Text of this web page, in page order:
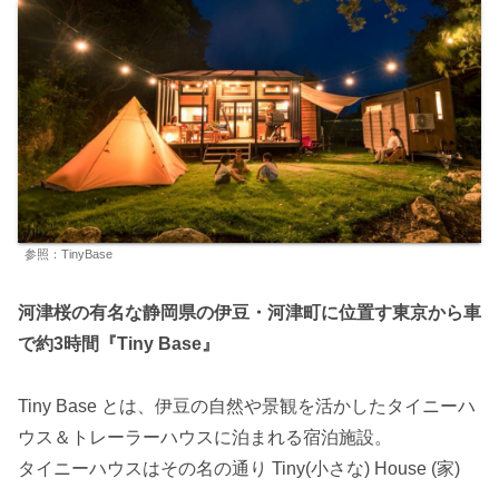
参照：TinyBase
河津桜の有名な静岡県の伊豆・河津町に位置す東京から車
で約3時間『Tiny Base』
Tiny Base とは、伊豆の自然や景観を活かしたタイニーハ
ウス＆トレーラーハウスに泊まれる宿泊施設。
タイニーハウスはその名の通り Tiny(小さな) House (家)